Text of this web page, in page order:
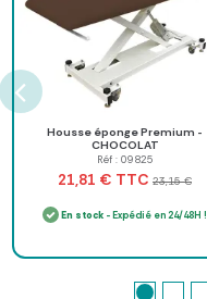
Housse éponge Premium -
CHOCOLAT
Réf : 09825
21,81 € TTC 23,15 €
En stock - Expédié en 24/48H !